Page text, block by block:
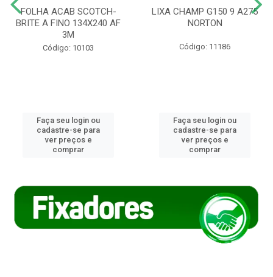
FOLHA ACAB SCOTCH-
BRITE A FINO 134X240 AF
3M
Código: 10103
Faça seu login ou
cadastre-se para
ver preços e
comprar
LIXA CHAMP G150 9 A275
NORTON
Código: 11186
Faça seu login ou
cadastre-se para
ver preços e
comprar